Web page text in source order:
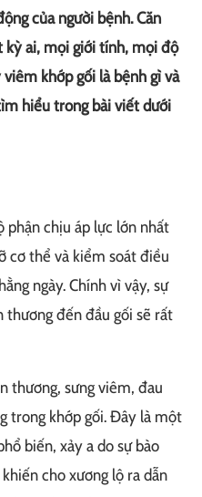
của người bệnh. Căn
kỳ ai, mọi giới tính, mọi độ
khớp gối là bệnh gì và
hiểu trong bài viết dưới
chịu áp lực lớn nhất
cơ thể và kiểm soát điều
ngày. Chính vì vậy, sự
thương đến đầu gối sẽ rất
thương, sưng viêm, đau
trong khớp gối. Đây là một
biến, xảy a do sự bào
cho xương lộ ra dẫn